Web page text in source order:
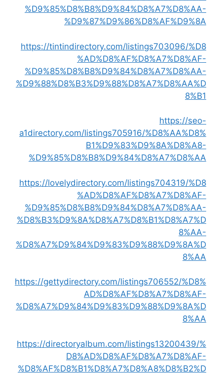
%D9%85%D8%B8%D9%84%D8%A7%D8%AA-
%D9%87%D9%86%D8%AF%D9%8A
https://tintindirectory.com/listings703096/%D8
%AD%D8%AF%D8%A7%D8%AF-
%D9%85%D8%B8%D9%84%D8%A7%D8%AA-
%D9%88%D8%B3%D9%88%D8%A7%D8%AA%D
8%B1
https://seo-
a1directory.com/listings705916/%D8%AA%D8%
B1%D9%83%D9%8A%D8%A8-
%D9%85%D8%B8%D9%84%D8%A7%D8%AA
https://lovelydirectory.com/listings704319/%D8
%AD%D8%AF%D8%A7%D8%AF-
%D9%85%D8%B8%D9%84%D8%A7%D8%AA-
%D8%B3%D9%8A%D8%A7%D8%B1%D8%A7%D
8%AA-
%D8%A7%D9%84%D9%83%D9%88%D9%8A%D
8%AA
https://gettydirectory.com/listings706552/%D8%
AD%D8%AF%D8%A7%D8%AF-
%D8%A7%D9%84%D9%83%D9%88%D9%8A%D
8%AA
https://directoryalbum.com/listings13200439/%
D8%AD%D8%AF%D8%A7%D8%AF-
%D8%AF%D8%B1%D8%A7%D8%A8%D8%B2%D